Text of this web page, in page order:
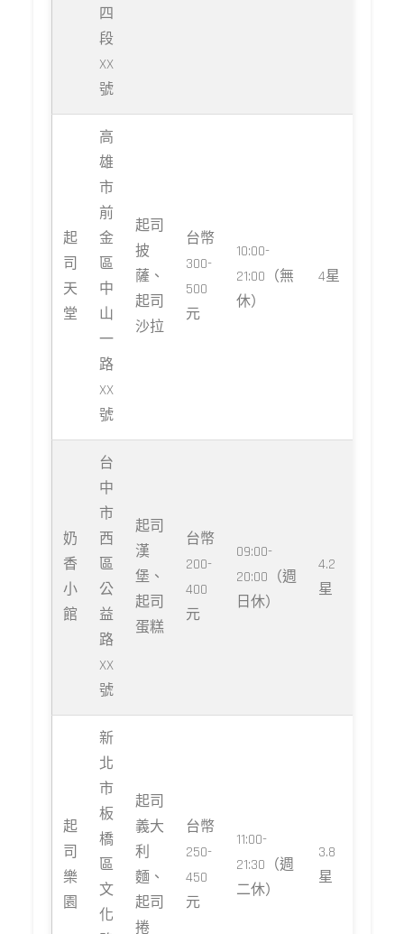
四
段
XX
號
起
司
天
堂
高
雄
市
前
金
區
中
山
一
路
XX
號
起司
披
薩、
起司
沙拉
台幣
300-
500
元
10:00-
21:00（無
休）
4星
奶
香
小
館
台
中
市
西
區
公
益
路
XX
號
起司
漢
堡、
起司
蛋糕
台幣
200-
400
元
09:00-
20:00（週
日休）
4.2
星
起
司
樂
園
新
北
市
板
橋
區
文
化
起司
義大
利
麵、
起司
捲
台幣
250-
450
元
11:00-
21:30（週
二休）
3.8
星